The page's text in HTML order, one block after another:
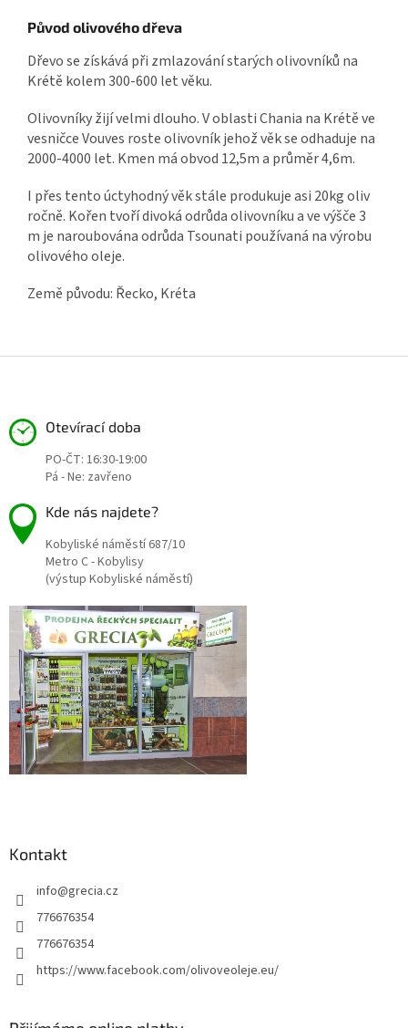
Původ olivového dřeva
Dřevo se získává při zmlazování starých olivovníků na
Krétě kolem 300-600 let věku.
Olivovníky žijí velmi dlouho. V oblasti Chania na Krétě ve
vesničce Vouves roste olivovník jehož věk se odhaduje na
2000-4000 let. Kmen má obvod 12,5m a průměr 4,6m.
I přes tento úctyhodný věk stále produkuje asi 20kg oliv
ročně. Kořen tvoří divoká odrůda olivovníku a ve výšče 3
m je naroubována odrůda Tsounati používaná na výrobu
olivového oleje.
Země původu: Řecko, Kréta
Otevírací doba
PO-ČT: 16:30-19:00
Pá - Ne: zavřeno
Kde nás najdete?
Kobyliské náměstí 687/10
Metro C - Kobylisy
(výstup Kobyliské náměstí)
Kontakt
info@grecia.cz
776676354
776676354
https://www.facebook.com/olivoveoleje.eu/